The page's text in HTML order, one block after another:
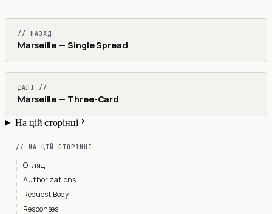
// НАЗАД
Marseille — Single Spread
ДАЛІ //
Marseille — Three-Card
На цій сторінці
// НА ЦІЙ СТОРІНЦІ
Огляд
Authorizations
Request Body
Responses